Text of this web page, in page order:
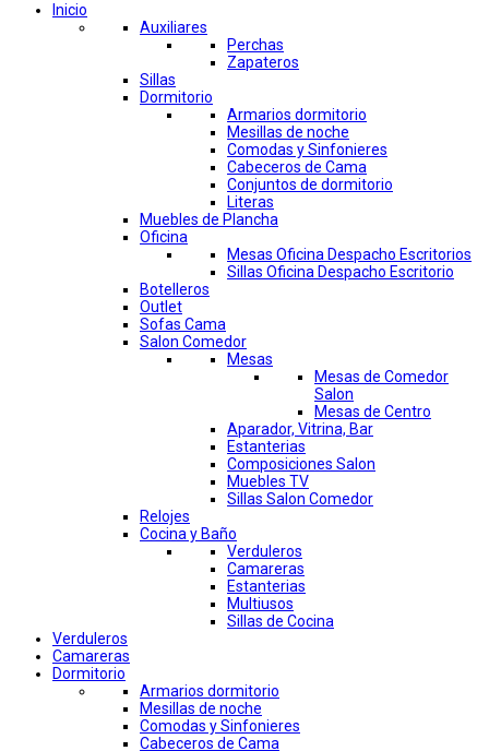
Inicio
Auxiliares
Perchas
Zapateros
Sillas
Dormitorio
Armarios dormitorio
Mesillas de noche
Comodas y Sinfonieres
Cabeceros de Cama
Conjuntos de dormitorio
Literas
Muebles de Plancha
Oficina
Mesas Oficina Despacho Escritorios
Sillas Oficina Despacho Escritorio
Botelleros
Outlet
Sofas Cama
Salon Comedor
Mesas
Mesas de Comedor
Salon
Mesas de Centro
Aparador, Vitrina, Bar
Estanterias
Composiciones Salon
Muebles TV
Sillas Salon Comedor
Relojes
Cocina y Baño
Verduleros
Camareras
Estanterias
Multiusos
Sillas de Cocina
Verduleros
Camareras
Dormitorio
Armarios dormitorio
Mesillas de noche
Comodas y Sinfonieres
Cabeceros de Cama